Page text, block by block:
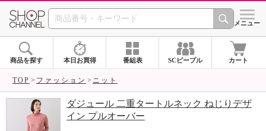
SHOP CHANNEL シメニュー
商品を探す 本日お買得 番組表 SCピープル カート
TOP ファッション ニット
ダジュール 二重タートルネック ねじりデザ
イン プルオーバー